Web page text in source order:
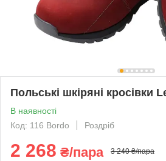
Польські шкіряні кросівки
В наявності
Код: 116 Bordo
Роздріб
2 268 ₴/пара 3 240 ₴/пара